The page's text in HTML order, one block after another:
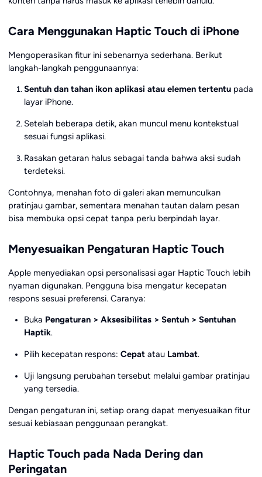
Cara Menggunakan Haptic Touch di iPhone
Mengoperasikan fitur ini sebenarnya sederhana. Berikut
langkah-langkah penggunaannya:
Sentuh dan tahan ikon aplikasi atau elemen tertentupada
layar iPhone.
Setelah beberapa detik, akan muncul menu kontekstual
sesuai fungsi aplikasi.
Rasakan getaran halus sebagai tanda bahwa aksi sudah
terdeteksi.
Contohnya, menahan foto di galeri akan memunculkan
pratinjau gambar, sementara menahan tautan dalam pesan
bisa membuka opsi cepat tanpa perlu berpindah layar.
Menyesuaikan Pengaturan Haptic Touch
Apple menyediakan opsi personalisasi agar Haptic Touch lebih
nyaman digunakan. Pengguna bisa mengatur kecepatan
respons sesuai preferensi. Caranya:
Buka Pengaturan > Aksesibilitas > Sentuh > Sentuhan
Haptik.
Pilih kecepatan respons: Cepatatau Lambat.
Uji langsung perubahan tersebut melalui gambar pratinjau
yang tersedia.
Dengan pengaturan ini, setiap orang dapat menyesuaikan fitur
sesuai kebiasaan penggunaan perangkat.
Haptic Touch pada Nada Dering dan
Peringatan